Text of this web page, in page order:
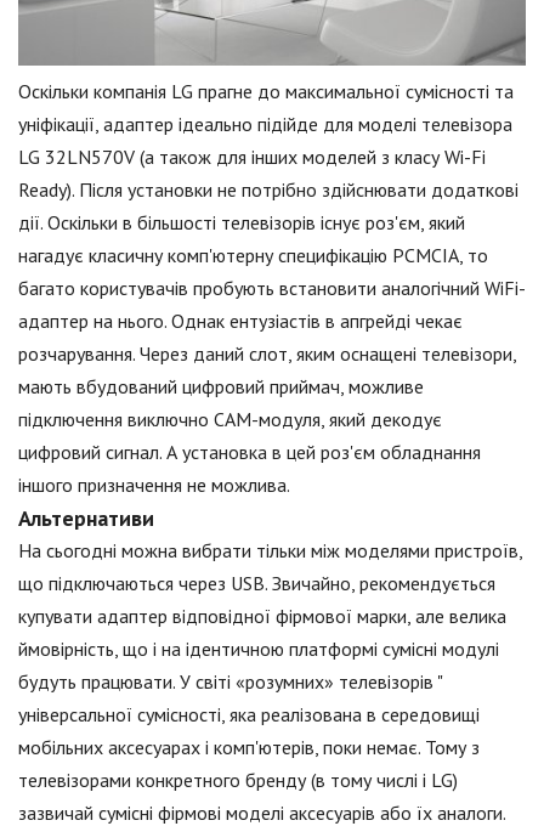
Оскільки компанія LG прагне до максимальної сумісності та
уніфікації, адаптер ідеально підійде для моделі телевізора
LG 32LN570V (а також для інших моделей з класу Wi-Fi
Ready). Після установки не потрібно здійснювати додаткові
дії. Оскільки в більшості телевізорів існує роз'єм, який
нагадує класичну комп'ютерну специфікацію PCMCIA, то
багато користувачів пробують встановити аналогічний WiFi-
адаптер на нього. Однак ентузіастів в апгрейді чекає
розчарування. Через даний слот, яким оснащені телевізори,
мають вбудований цифровий приймач, можливе
підключення виключно CAM-модуля, який декодує
цифровий сигнал. А установка в цей роз'єм обладнання
іншого призначення не можлива.
Альтернативи
На сьогодні можна вибрати тільки між моделями пристроїв,
що підключаються через USB. Звичайно, рекомендується
купувати адаптер відповідної фірмової марки, але велика
ймовірність, що і на ідентичною платформі сумісні модулі
будуть працювати. У світі «розумних» телевізорів "
універсальної сумісності, яка реалізована в середовищі
мобільних аксесуарах і комп'ютерів, поки немає. Тому з
телевізорами конкретного бренду (в тому числі і LG)
зазвичай сумісні фірмові моделі аксесуарів або їх аналоги.